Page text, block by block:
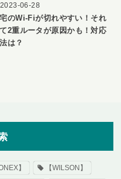
2023-06-28
のWi-Fiが切れやすい！それ
2重ルータが原因かも！対応
は？
】 【WILSON】